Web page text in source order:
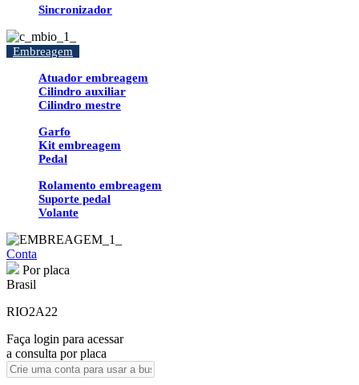
Sincronizador
Embreagem
Atuador embreagem
Cilindro auxiliar
Cilindro mestre
Garfo
Kit embreagem
Pedal
Rolamento embreagem
Suporte pedal
Volante
Conta
Por placa
Brasil
RIO2A22
Faça login para acessar
a consulta por placa